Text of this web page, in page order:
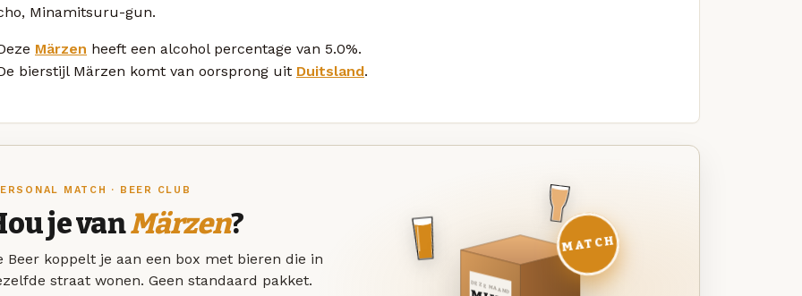
Minamitsuru-gun.
Märzen heeft een alcohol percentage van 5.0%.
bierstijl Märzen komt van oorsprong uit Duitsland.
MATCH · BEER CLUB
je vanMärzen?
Beer koppelt je aan een box met bieren die in
straat wonen. Geen standaard pakket.
DEZE MAAND
MATCH